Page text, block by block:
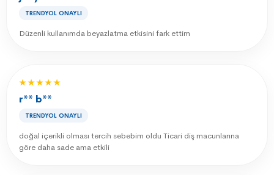
TRENDYOL ONAYLI
Düzenli kullanımda beyazlatma etkisini fark ettim
★★★★★
r** b**
TRENDYOL ONAYLI
doğal içerikli olması tercih sebebim oldu Ticari diş macunlarına
göre daha sade ama etkili